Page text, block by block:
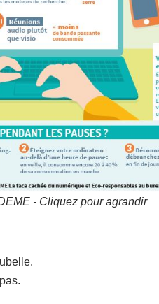
- Cliquez pour agrandir